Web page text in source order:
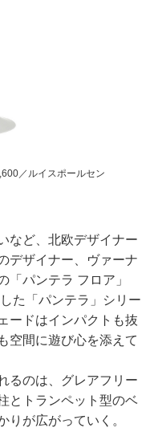
／ルイスポールセン
など、北欧デザイナー
デザイナー、ヴァーナ
「パンテラ フロア」
た「パンテラ」シリー
ードはインパクトも抜
空間に遊び心を添えて
るのは、グレアフリー
とトランペット型のベ
りが広がっていく。